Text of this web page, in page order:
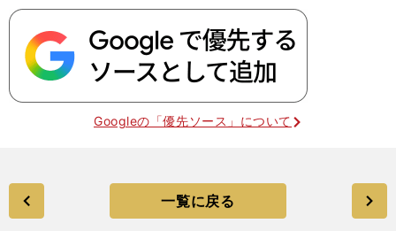
Googleの「優先ソース」について
一覧に戻る